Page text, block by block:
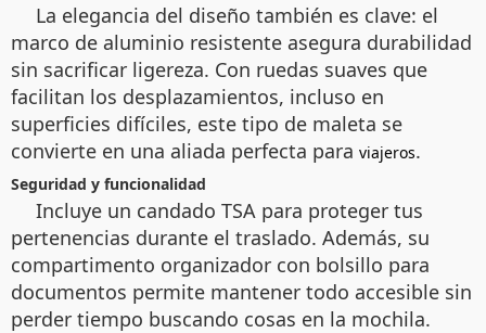
La elegancia del diseño también es clave: el
marco de aluminio resistente asegura durabilidad
sin sacrificar ligereza. Con ruedas suaves que
facilitan los desplazamientos, incluso en
superficies difíciles, este tipo de maleta se
convierte en una aliada perfecta para viajeros.
Seguridad y funcionalidad
Incluye un candado TSA para proteger tus
pertenencias durante el traslado. Además, su
compartimento organizador con bolsillo para
documentos permite mantener todo accesible sin
perder tiempo buscando cosas en la mochila.